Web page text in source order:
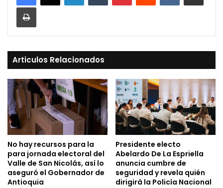
Print
Articulos Relacionados
No hay recursos para la
para jornada electoral del
Valle de San Nicolás, así lo
aseguró el Gobernador de
Antioquia
Presidente electo
Abelardo De La Espriella
anuncia cumbre de
seguridad y revela quién
dirigirá la Policía Nacional